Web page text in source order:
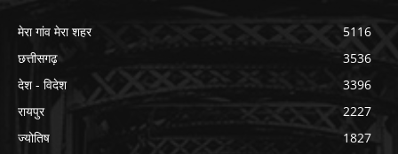
मेरा गांव मेरा शहर
5116
छत्तीसगढ़
3536
देश - विदेश
3396
रायपुर
2227
ज्योतिष
1827